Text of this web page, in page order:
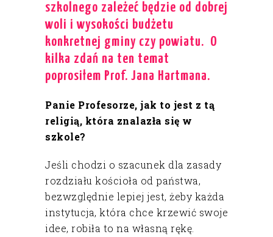
szkolnego zależeć będzie od dobrej
woli i wysokości budżetu
konkretnej gminy czy powiatu. O
kilka zdań na ten temat
poprosiłem Prof. Jana Hartmana.
Panie Profesorze, jak to jest z tą
religią, która znalazła się w
szkole?
Jeśli chodzi o szacunek dla zasady
rozdziału kościoła od państwa,
bezwzględnie lepiej jest, żeby każda
instytucja, która chce krzewić swoje
idee, robiła to na własną rękę.